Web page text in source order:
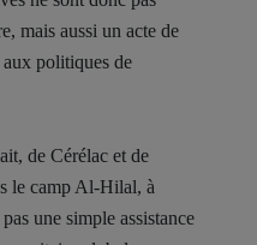
mais aussi un acte de
aux politiques de
de Cérélac et de
le camp Al-Hilal, à
une simple assistance